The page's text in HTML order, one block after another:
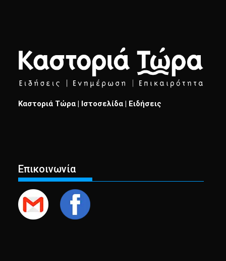
Καστοριά Τώρα | Ιστοσελίδα | Ειδήσεις
Επικοινωνία